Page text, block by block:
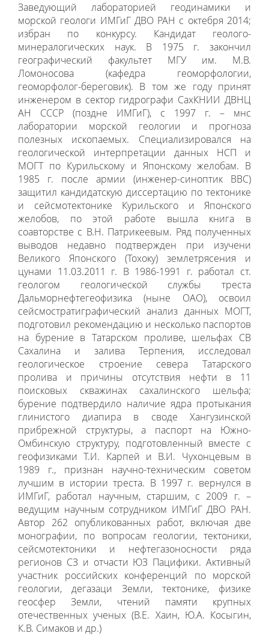
Заведующий лабораторией геодинамики и
морской геологи ИМГиГ ДВО РАН с октебря 2014;
избран по конкурсу. Кандидат геолого-
минералогических наук. В 1975 г. закончил
географический факультет МГУ им. М.В.
Ломоносова (кафедра геоморфологии,
геоморфолог-береговик). В том же году принят
инженером в сектор гидрографи СахКНИИ ДВНЦ
АН СССР (поздне ИМГиГ), с 1997 г. – мнс
лаборатории морской геологии и прогноза
полезных ископаемых. Специализировался на
геологической интерпретации данных НСП и
МОГТ по Курильскому и Японскому желобам. В
1985 г. после армии (инженер-синоптик ВВС)
защитил кандидатскую диссертацию по тектонике
и сейсмотектонике Курильского и Японского
желобов, по этой работе вышла книга в
соавторстве с В.Н. Патрикеевым. Ряд полученных
выводов недавно подтвержден при изучени
Великого Японского (Тохоку) землетрясения и
цунами 11.03.2011 г. В 1986-1991 г. работал ст.
геологом геологической службы треста
Дальморнефтегеофизика (ныне ОАО), освоил
сейсмостратиграфический анализ данных МОГТ,
подготовил рекомендацию и несколько паспортов
на бурение в Татарском проливе, шельфах СВ
Сахалина и залива Терпения, исследовал
геологическое строение севера Татарского
пролива и причины отсутствия нефти в 11
поисковых скважинах сахалинского шельфа;
бурение подтвердило наличие ядра протыкания
глинистого диапира в своде Хангузинской
прибрежной структуры, а паспорт на Южно-
Омбинскую структуру, подготовленный вместе с
геофизиками Т.И. Карпей и В.И. Чухонцевым в
1989 г., признан научно-техническим советом
лучшим в истории треста. В 1997 г. вернулся в
ИМГиГ, работал научным, старшим, с 2009 г. –
ведущим научным сотрудником ИМГиГ ДВО РАН.
Автор 262 опубликованных работ, включая две
монографии, по вопросам геологии, тектоники,
сейсмотектоники и нефтегазоносности ряда
регионов СЗ и отчасти ЮЗ Пацифики. Активный
участник российских конференций по морской
геологии, дегазаци Земли, тектонике, физике
геосфер Земли, чтений памяти крупных
отечественных ученых (В.Е. Хаин, Ю.А. Косыгин,
К.В. Симаков и др.)